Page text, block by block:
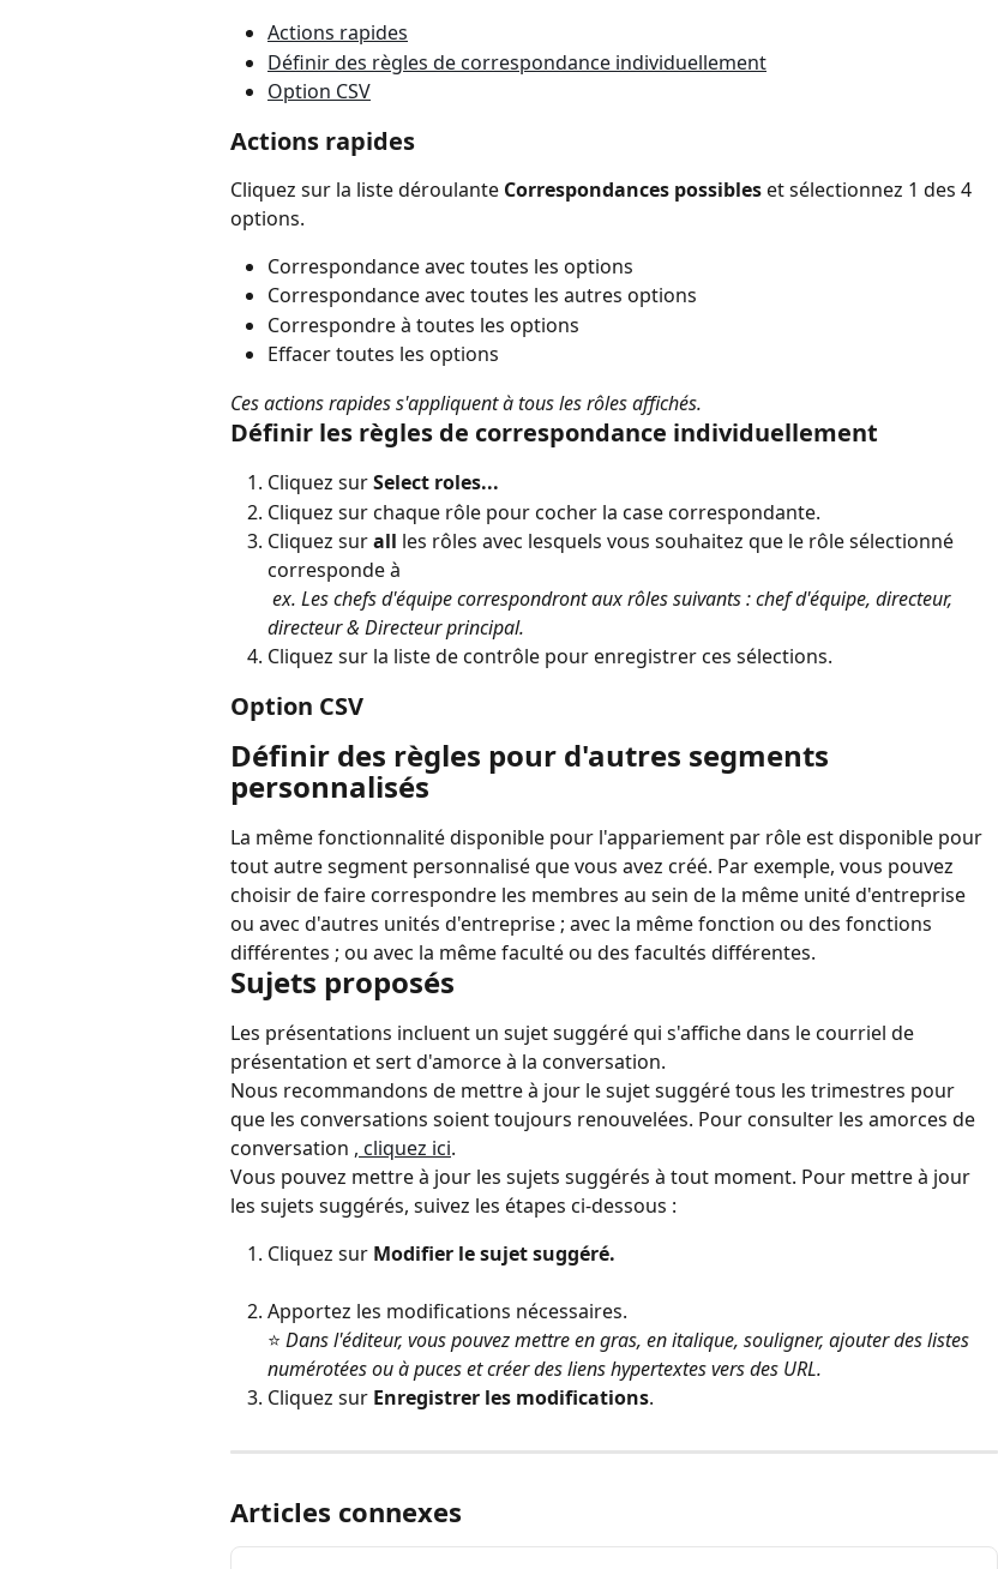
Actions rapides
Définir des règles de correspondance individuellement
Option CSV
Actions rapides
Cliquez sur la liste déroulante Correspondances possibles et sélectionnez 1 des 4
options.
Correspondance avec toutes les options
Correspondance avec toutes les autres options
Correspondre à toutes les options
Effacer toutes les options
Ces actions rapides s'appliquent à tous les rôles affichés.
Définir les règles de correspondance individuellement
Cliquez sur Select roles...
Cliquez sur chaque rôle pour cocher la case correspondante.
Cliquez sur all les rôles avec lesquels vous souhaitez que le rôle sélectionné
corresponde à
ex. Les chefs d'équipe correspondront aux rôles suivants : chef d'équipe, directeur,
directeur & Directeur principal.
Cliquez sur la liste de contrôle pour enregistrer ces sélections.
Option CSV
Définir des règles pour d'autres segments
personnalisés
La même fonctionnalité disponible pour l'appariement par rôle est disponible pour
tout autre segment personnalisé que vous avez créé. Par exemple, vous pouvez
choisir de faire correspondre les membres au sein de la même unité d'entreprise
ou avec d'autres unités d'entreprise ; avec la même fonction ou des fonctions
différentes ; ou avec la même faculté ou des facultés différentes.
Sujets proposés
Les présentations incluent un sujet suggéré qui s'affiche dans le courriel de
présentation et sert d'amorce à la conversation.
Nous recommandons de mettre à jour le sujet suggéré tous les trimestres pour
que les conversations soient toujours renouvelées. Pour consulter les amorces de
conversation , cliquez ici.
Vous pouvez mettre à jour les sujets suggérés à tout moment. Pour mettre à jour
les sujets suggérés, suivez les étapes ci-dessous :
Cliquez sur Modifier le sujet suggéré.
Apportez les modifications nécessaires.
⭐ Dans l'éditeur, vous pouvez mettre en gras, en italique, souligner, ajouter des listes
numérotées ou à puces et créer des liens hypertextes vers des URL.
Cliquez sur Enregistrer les modifications.
Articles connexes